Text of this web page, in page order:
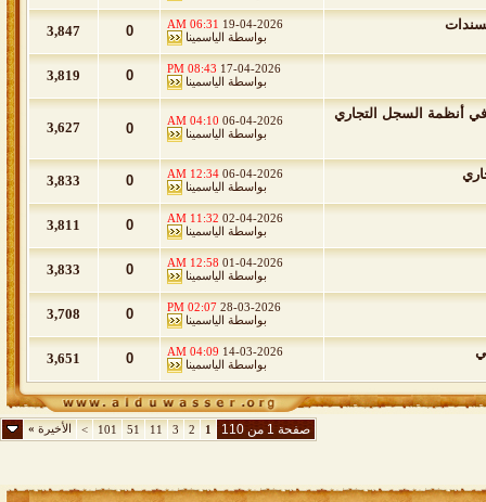
19-04-2026
06:31 AM
بواسطة الياسمينا 0
3,847
17-04-2026
08:43 PM
بواسطة الياسمينا 0
3,819
في أنظمة السجل التجاري 06-04-2026
04:10 AM
بواسطة الياسمينا 0
3,627
06-04-2026
12:34 AM
بواسطة الياسمينا 0
3,833
02-04-2026
11:32 AM
بواسطة الياسمينا 0
3,811
01-04-2026
12:58 AM
بواسطة الياسمينا 0
3,833
28-03-2026
02:07 PM
بواسطة الياسمينا 0
3,708
14-03-2026
04:09 AM
بواسطة الياسمينا 0
3,651
صفحة 1 من 110 1
2
3
11
51
101
> الأخيرة»